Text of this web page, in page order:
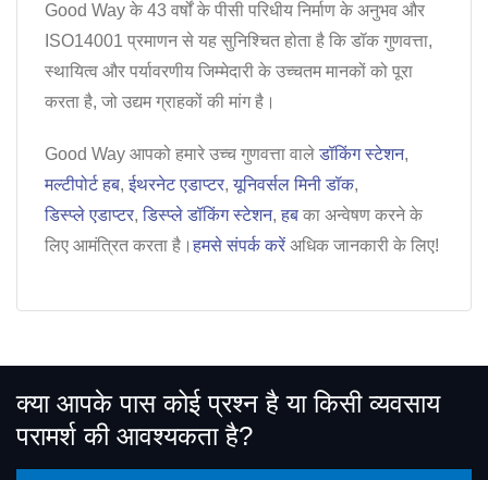
Good Way के 43 वर्षों के पीसी परिधीय निर्माण के अनुभव और
ISO14001 प्रमाणन से यह सुनिश्चित होता है कि डॉक गुणवत्ता,
स्थायित्व और पर्यावरणीय जिम्मेदारी के उच्चतम मानकों को पूरा
करता है, जो उद्यम ग्राहकों की मांग है।
Good Way आपको हमारे उच्च गुणवत्ता वालेडॉकिंग स्टेशन,
मल्टीपोर्ट हब,ईथरनेट एडाप्टर,यूनिवर्सल मिनी डॉक,
डिस्प्ले एडाप्टर,डिस्प्ले डॉकिंग स्टेशन,हब का अन्वेषण करने के
लिए आमंत्रित करता है।हमसे संपर्क करें अधिक जानकारी के लिए!
क्या आपके पास कोई प्रश्न है या किसी व्यवसाय
परामर्श की आवश्यकता है?